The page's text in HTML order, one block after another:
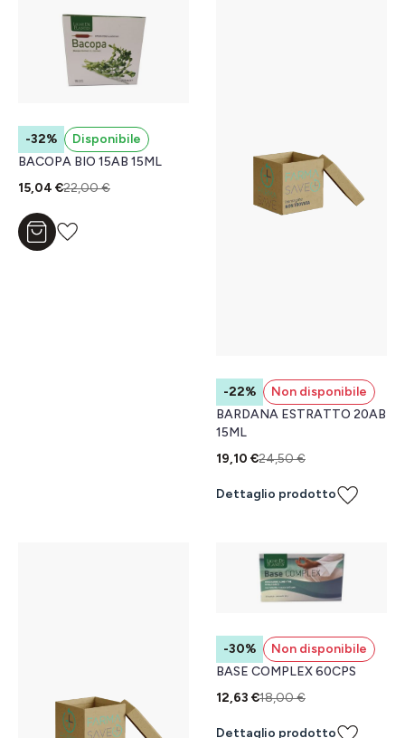
-32%
Disponibile
BACOPA BIO 15AB 15ML
15,04 €22,00 €
Aggiungi al carrello
-22%
Non disponibile
BARDANA ESTRATTO 20AB
15ML
19,10 €24,50 €
Dettaglio prodotto
-30%
Non disponibile
BASE COMPLEX 60CPS
12,63 €18,00 €
Dettaglio prodotto